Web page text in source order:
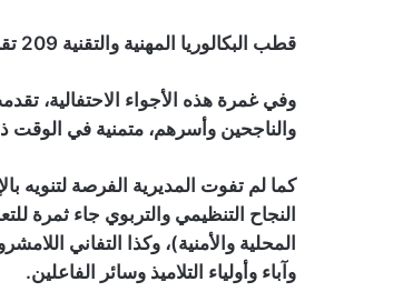
قطب البكالوريا المهنية والتقنية 209 تقنيات التجارة والصناعة، ومسالك البكالوريا المهنية.
وفي غمرة هذه الأجواء الاحتفالية،
والناجحين وأسرهم، متمنية في الوقت
كما لم تفوت المديرية الفرصة لتنويه
النجاح التنظيمي والتربوي جاء ثمرة لل
المحلية والأمنية)، وكذا
التفاني
وآباء وأولياء التلاميذ وسائر الفاعلين.